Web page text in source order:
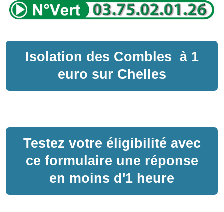
Isolation des Combles à 1
euro sur Chelles
Testez votre éligibilité avec
ce formulaire une réponse
en moins d'1 heure